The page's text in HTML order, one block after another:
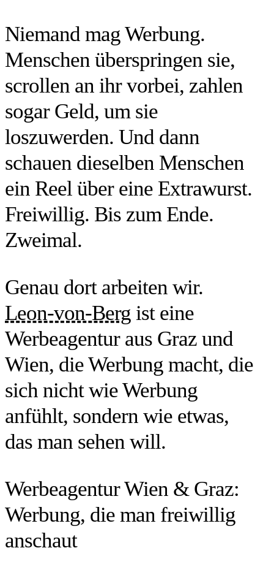
Niemand mag Werbung.
Menschen überspringen sie,
scrollen an ihr vorbei, zahlen
sogar Geld, um sie
loszuwerden. Und dann
schauen dieselben Menschen
ein Reel über eine Extrawurst.
Freiwillig. Bis zum Ende.
Zweimal.
Genau dort arbeiten wir.
Leon-von-Berg ist eine
Werbeagentur aus Graz und
Wien, die Werbung macht, die
sich nicht wie Werbung
anfühlt, sondern wie etwas,
das man sehen will.
Werbeagentur Wien & Graz:
Werbung, die man freiwillig
anschaut